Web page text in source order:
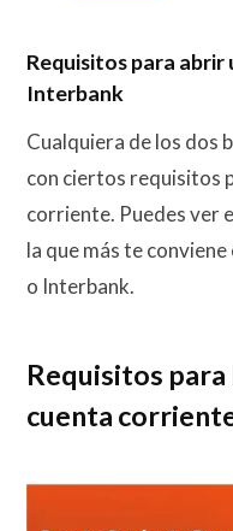
Requisitos para
Interbank
Cualquiera de los dos
con ciertos requisitos
corriente. Puedes ver
la que más te
o Interbank.
Requisitos
cuenta